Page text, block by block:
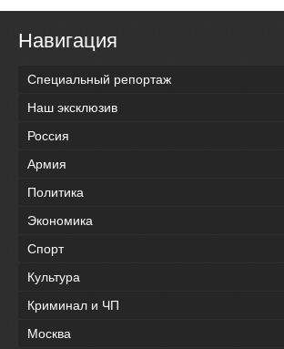
Навигация
Специальный репортаж
Наш эксклюзив
Россия
Армия
Политика
Экономика
Спорт
Культура
Криминал и ЧП
Москва